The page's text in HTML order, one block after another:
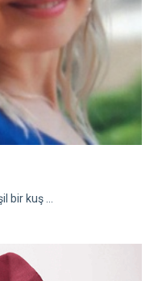
bir kuş ...